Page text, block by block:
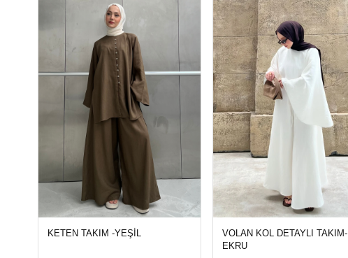
KETEN TAKIM -YEŞİL
VOLAN KOL DETAYLI TAKIM-
EKRU